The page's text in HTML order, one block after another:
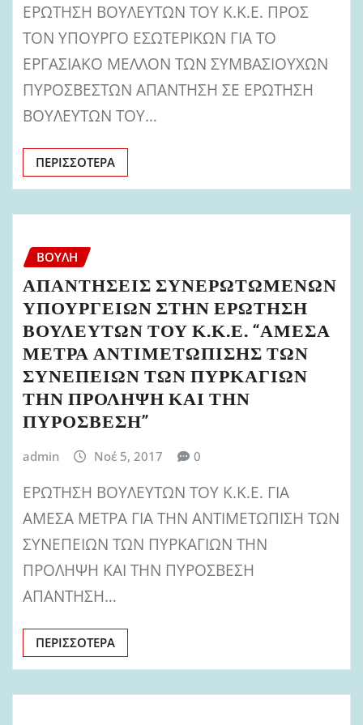
ΕΡΩΤΗΣΗ ΒΟΥΛΕΥΤΩΝ ΤΟΥ Κ.Κ.Ε. ΠΡΟΣ
ΤΟΝ ΥΠΟΥΡΓΟ ΕΣΩΤΕΡΙΚΩΝ ΓΙΑ ΤΟ
ΕΡΓΑΣΙΑΚΟ ΜΕΛΛΟΝ ΤΩΝ ΣΥΜΒΑΣΙΟΥΧΩΝ
ΠΥΡΟΣΒΕΣΤΩΝ ΑΠΑΝΤΗΣΗ ΣΕ ΕΡΩΤΗΣΗ
ΒΟΥΛΕΥΤΩΝ ΤΟΥ…
ΠΕΡΙΣΣΌΤΕΡΑ
ΒΟΥΛΉ
ΑΠΑΝΤΗΣΕΙΣ ΣΥΝΕΡΩΤΩΜΕΝΩΝ
ΥΠΟΥΡΓΕΙΩΝ ΣΤΗΝ ΕΡΩΤΗΣΗ
ΒΟΥΛΕΥΤΩΝ ΤΟΥ Κ.Κ.Ε. “ΑΜΕΣΑ
ΜΕΤΡΑ ΑΝΤΙΜΕΤΩΠΙΣΗΣ ΤΩΝ
ΣΥΝΕΠΕΙΩΝ ΤΩΝ ΠΥΡΚΑΓΙΩΝ
ΤΗΝ ΠΡΟΛΗΨΗ ΚΑΙ ΤΗΝ
ΠΥΡΟΣΒΕΣΗ”
admin Νοέ 5, 2017 0
ΕΡΩΤΗΣΗ ΒΟΥΛΕΥΤΩΝ ΤΟΥ Κ.Κ.Ε. ΓΙΑ
ΑΜΕΣΑ ΜΕΤΡΑ ΓΙΑ ΤΗΝ ΑΝΤΙΜΕΤΩΠΙΣΗ ΤΩΝ
ΣΥΝΕΠΕΙΩΝ ΤΩΝ ΠΥΡΚΑΓΙΩΝ ΤΗΝ
ΠΡΟΛΗΨΗ ΚΑΙ ΤΗΝ ΠΥΡΟΣΒΕΣΗ
ΑΠΑΝΤΗΣΗ…
ΠΕΡΙΣΣΌΤΕΡΑ